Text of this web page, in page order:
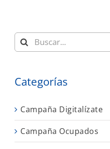
Buscar:
Categorías
Campaña Digitalízate
Campaña Ocupados